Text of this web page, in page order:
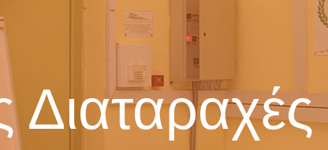
Διαταραχές